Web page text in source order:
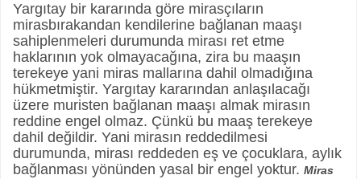
Yargıtay bir kararında göre mirasçıların
mirasbırakandan kendilerine bağlanan maaşı
sahiplenmeleri durumunda mirası ret etme
haklarının yok olmayacağına, zira bu maaşın
terekeye yani miras mallarına dahil olmadığına
hükmetmiştir. Yargıtay kararından anlaşılacağı
üzere muristen bağlanan maaşı almak mirasın
reddine engel olmaz. Çünkü bu maaş terekeye
dahil değildir. Yani mirasın reddedilmesi
durumunda, mirası reddeden eş ve çocuklara, aylık
bağlanması yönünden yasal bir engel yoktur. Miras